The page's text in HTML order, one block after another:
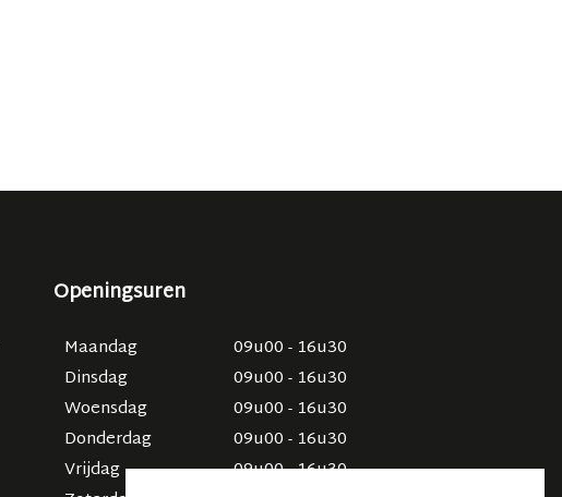
Openingsuren
Maandag
09u00 - 16u30
Dinsdag
09u00 - 16u30
Woensdag
09u00 - 16u30
Donderdag
09u00 - 16u30
Vrijdag
09u00 - 16u30